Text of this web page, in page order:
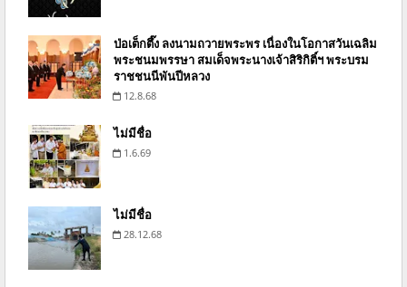
ป่อเต็กตึ๊ง ลงนามถวายพระพร เนื่องในโอกาสวันเฉลิม
พระชนมพรรษา สมเด็จพระนางเจ้าสิริกิติ์ฯ พระบรม
ราชชนนีพันปีหลวง
12.8.68
ไม่มีชื่อ
1.6.69
ไม่มีชื่อ
28.12.68